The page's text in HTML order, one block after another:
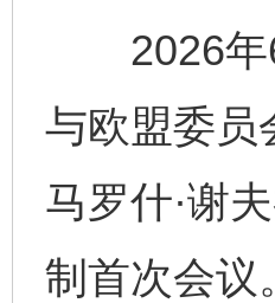
2026年6
与欧盟委员
马罗什·谢
制首次会议